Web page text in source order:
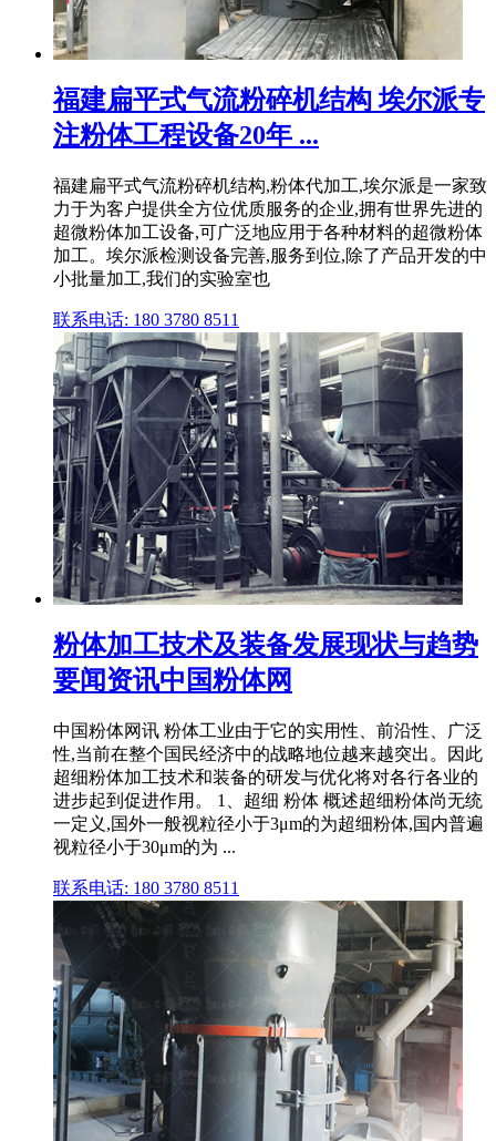
福建扁平式气流粉碎机结构 埃尔派专
注粉体工程设备20年 ...
福建扁平式气流粉碎机结构,粉体代加工,埃尔派是一家致
力于为客户提供全方位优质服务的企业,拥有世界先进的
超微粉体加工设备,可广泛地应用于各种材料的超微粉体
加工。埃尔派检测设备完善,服务到位,除了产品开发的中
小批量加工,我们的实验室也
联系电话: 180 3780 8511
粉体加工技术及装备发展现状与趋势
要闻资讯中国粉体网
中国粉体网讯 粉体工业由于它的实用性、前沿性、广泛
性,当前在整个国民经济中的战略地位越来越突出。因此
超细粉体加工技术和装备的研发与优化将对各行各业的
进步起到促进作用。 1、超细 粉体 概述超细粉体尚无统
一定义,国外一般视粒径小于3μm的为超细粉体,国内普遍
视粒径小于30μm的为 ...
联系电话: 180 3780 8511